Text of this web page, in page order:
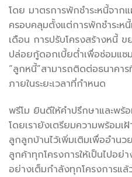
โดย มาตรการพักชำระหนี้จาก
ครอบคลุมตั้งแต่การพักชำระห
เดือน การปรับโครงสร้างหนี้ ข
ปล่อยกู้ดอกเบี้ยต่ำเพื่อซ่อมแซ
“ลูกหนี้”สามารถติดต่อธนาคา
ภายในระยะเวลาที่กำหนด
พรีโม ยินดีให้คำปรึกษาและพร้
โดยเรายังเตรียมความพร้อมเ
ลูกลูกบ้านไว้เพิ่มเติมเพื่ออำนว
ลูกค้าทุกโครงการให้เป็นไปอย่
อย่างเต็มกำลังทุกโครงการแล้